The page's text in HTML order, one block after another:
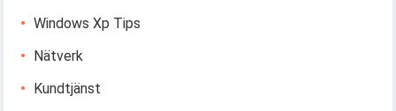
Windows Xp Tips
Nätverk
Kundtjänst